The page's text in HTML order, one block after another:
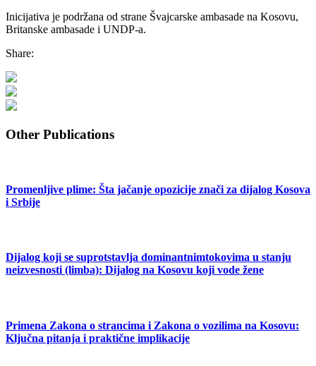
Inicijativa je podržana od strane Švajcarske ambasade na Kosovu,
Britanske ambasade i UNDP-a.
Share:
Other Publications
Promenljive plime: Šta jačanje opozicije znači za dijalog Kosova
i Srbije
Dijalog koji se suprotstavlja dominantnimtokovima u stanju
neizvesnosti (limba): Dijalog na Kosovu koji vode žene
Primena Zakona o strancima i Zakona o vozilima na Kosovu:
Ključna pitanja i praktične implikacije